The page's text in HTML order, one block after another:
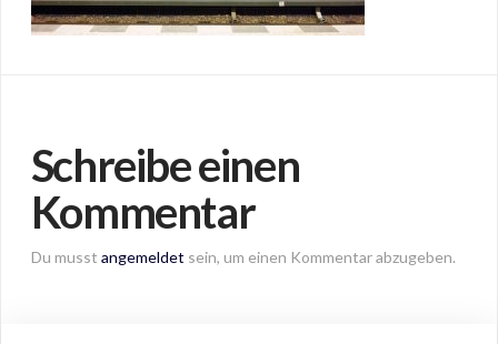
Schreibe einen
Kommentar
Du musst angemeldet sein, um einen Kommentar abzugeben.